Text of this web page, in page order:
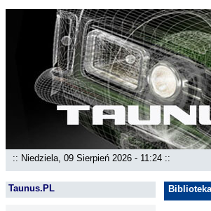
:: Niedziela, 09 Sierpień 2026 - 11:24 ::
Taunus.PL Biblioteka